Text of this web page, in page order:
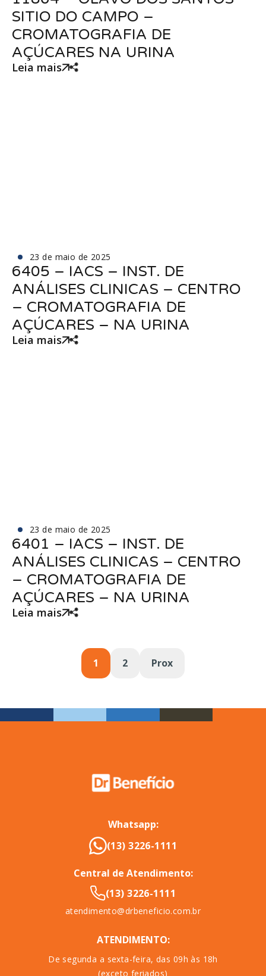
SITIO DO CAMPO –
CROMATOGRAFIA DE
AÇÚCARES NA URINA
Leia mais
23 de maio de 2025
6405 – IACS – INST. DE
ANÁLISES CLINICAS – CENTRO
– CROMATOGRAFIA DE
AÇÚCARES – NA URINA
Leia mais
23 de maio de 2025
6401 – IACS – INST. DE
ANÁLISES CLINICAS – CENTRO
– CROMATOGRAFIA DE
AÇÚCARES – NA URINA
Leia mais
1 2 Prox
Whatsapp:
(13) 3226-1111
Central de Atendimento:
(13) 3226-1111
atendimento@drbeneficio.com.br
ATENDIMENTO:
De segunda a sexta-feira, das 09h às 18h
(exceto feriados)